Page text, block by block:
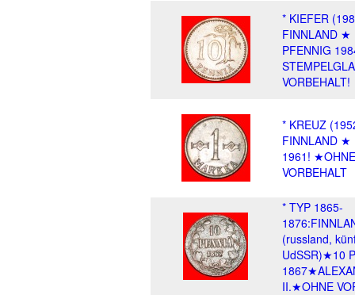
* KIEFER
FINNLAND ★
PFENNIG
VORBEHALT!
* KREUZ
FINNLAND ★
1961! ★OHNE
VORBEHALT
* TYP 1865-
(russland,
UdSSR)★10
II.★OHNE